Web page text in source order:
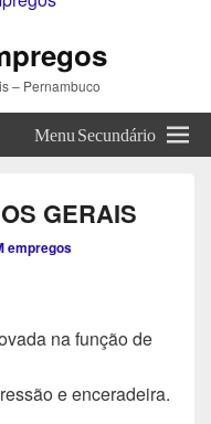
– Pernambuco
Menu Secundário
GERAIS
empregos
na função de
e enceradeira.